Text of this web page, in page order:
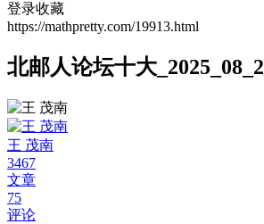
登录收藏
https://mathpretty.com/19913.html
北邮人论坛十大
王 茂南
3467
文章
75
评论